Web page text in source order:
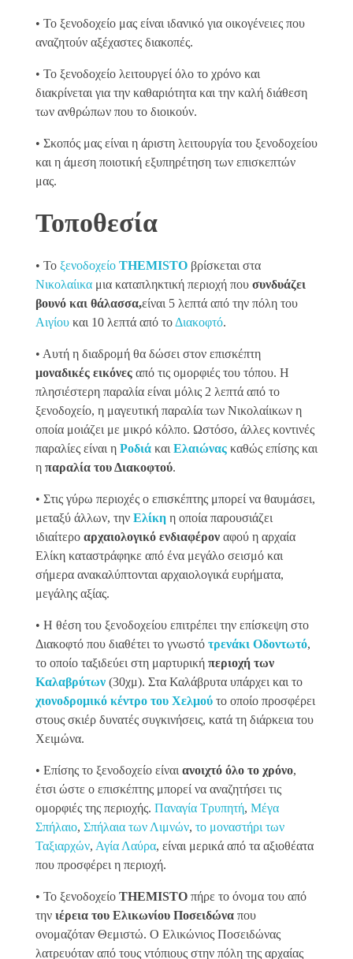
• Το ξενοδοχείο μας είναι ιδανικό για οικογένειες που
αναζητούν αξέχαστες διακοπές.
• Το ξενοδοχείο λειτουργεί όλο το χρόνο και
διακρίνεται για την καθαριότητα και την καλή διάθεση
των ανθρώπων που το διοικούν.
• Σκοπός μας είναι η άριστη λειτουργία του ξενοδοχείου
και η άμεση ποιοτική εξυπηρέτηση των επισκεπτών
μας.
Τοποθεσία
• Το ξενοδοχείο THEMISTO βρίσκεται στα
Νικολαίικα μια καταπληκτική περιοχή που συνδυάζει
βουνό και θάλασσα,είναι 5 λεπτά από την πόλη του
Αιγίου και 10 λεπτά από το Διακοφτό.
• Αυτή η διαδρομή θα δώσει στον επισκέπτη
μοναδικές εικόνες από τις ομορφιές του τόπου. Η
πλησιέστερη παραλία είναι μόλις 2 λεπτά από το
ξενοδοχείο, η μαγευτική παραλία των Νικολαίικων η
οποία μοιάζει με μικρό κόλπο. Ωστόσο, άλλες κοντινές
παραλίες είναι η Ροδιά και Ελαιώνας καθώς επίσης και
η παραλία του Διακοφτού.
• Στις γύρω περιοχές ο επισκέπτης μπορεί να θαυμάσει,
μεταξύ άλλων, την Ελίκη η οποία παρουσιάζει
ιδιαίτερο αρχαιολογικό ενδιαφέρον αφού η αρχαία
Ελίκη καταστράφηκε από ένα μεγάλο σεισμό και
σήμερα ανακαλύπτονται αρχαιολογικά ευρήματα,
μεγάλης αξίας.
• Η θέση του ξενοδοχείου επιτρέπει την επίσκεψη στο
Διακοφτό που διαθέτει το γνωστό τρενάκι Οδοντωτό,
το οποίο ταξιδεύει στη μαρτυρική περιοχή των
Καλαβρύτων (30χμ). Στα Καλάβρυτα υπάρχει και το
χιονοδρομικό κέντρο του Χελμού το οποίο προσφέρει
στους σκιέρ δυνατές συγκινήσεις, κατά τη διάρκεια του
Χειμώνα.
• Επίσης το ξενοδοχείο είναι ανοιχτό όλο το χρόνο,
έτσι ώστε ο επισκέπτης μπορεί να αναζητήσει τις
ομορφιές της περιοχής. Παναγία Τρυπητή, Μέγα
Σπήλαιο, Σπήλαια των Λιμνών, το μοναστήρι των
Ταξιαρχών, Αγία Λαύρα, είναι μερικά από τα αξιοθέατα
που προσφέρει η περιοχή.
• Το ξενοδοχείο THEMISTO πήρε το όνομα του από
την ιέρεια του Ελικωνίου Ποσειδώνα που
ονομαζόταν Θεμιστώ. Ο Ελικώνιος Ποσειδώνας
λατρευόταν από τους ντόπιους στην πόλη της αρχαίας